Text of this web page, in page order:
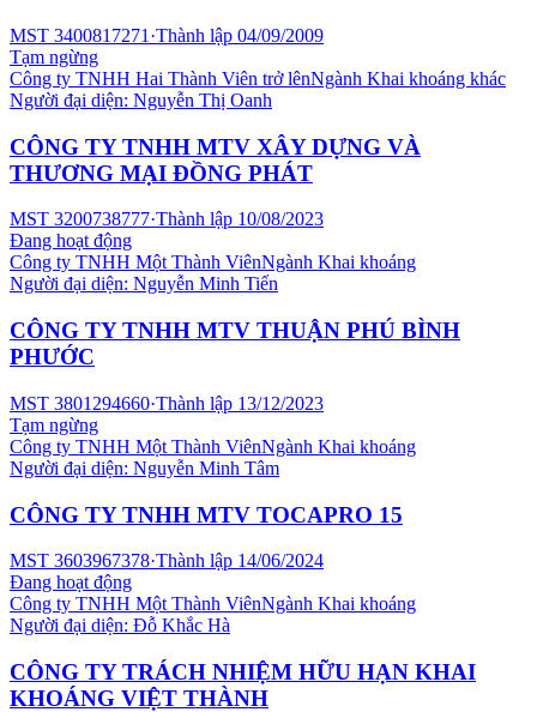
MST 3400817271 ·Thành lập 04/09/2009
Tạm ngừng
Công ty TNHH Hai Thành Viên trở lênNgành Khai khoáng khác
Người đại diện: Nguyễn Thị Oanh
CÔNG TY TNHH MTV XÂY DỰNG VÀ
THƯƠNG MẠI ĐỒNG PHÁT
MST 3200738777·Thành lập 10/08/2023
Đang hoạt động
Công ty TNHH Một Thành ViênNgành Khai khoáng
Người đại diện: Nguyễn Minh Tiến
CÔNG TY TNHH MTV THUẬN PHÚ BÌNH
PHƯỚC
MST 3801294660·Thành lập 13/12/2023
Tạm ngừng
Công ty TNHH Một Thành ViênNgành Khai khoáng
Người đại diện: Nguyễn Minh Tâm
CÔNG TY TNHH MTV TOCAPRO 15
MST 3603967378·Thành lập 14/06/2024
Đang hoạt động
Công ty TNHH Một Thành ViênNgành Khai khoáng
Người đại diện: Đỗ Khắc Hà
CÔNG TY TRÁCH NHIỆM HỮU HẠN KHAI
KHOÁNG VIỆT THÀNH